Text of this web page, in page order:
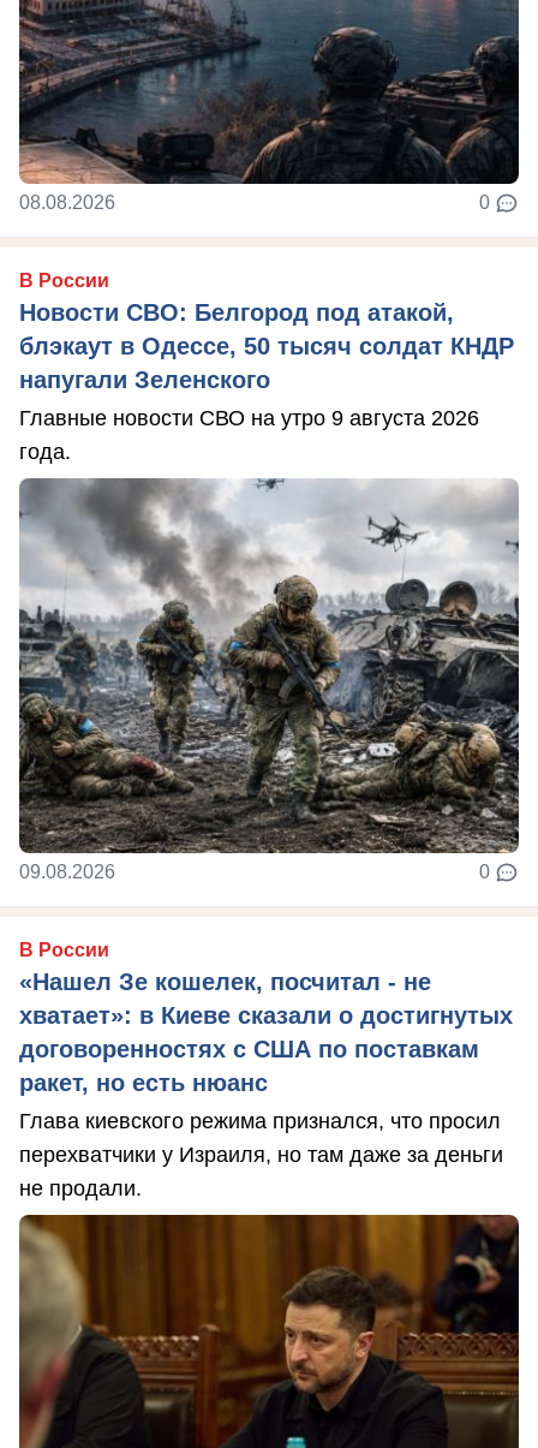
08.08.2026 0
В России
Новости СВО: Белгород под атакой,
блэкаут в Одессе, 50 тысяч солдат КНДР
напугали Зеленского
Главные новости СВО на утро 9 августа 2026
года.
09.08.2026 0
В России
«Нашел Зе кошелек, посчитал - не
хватает»: в Киеве сказали о достигнутых
договоренностях с США по поставкам
ракет, но есть нюанс
Глава киевского режима признался, что просил
перехватчики у Израиля, но там даже за деньги
не продали.